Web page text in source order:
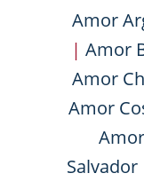
Amor
| Amor
Amor
Amor
Salvador